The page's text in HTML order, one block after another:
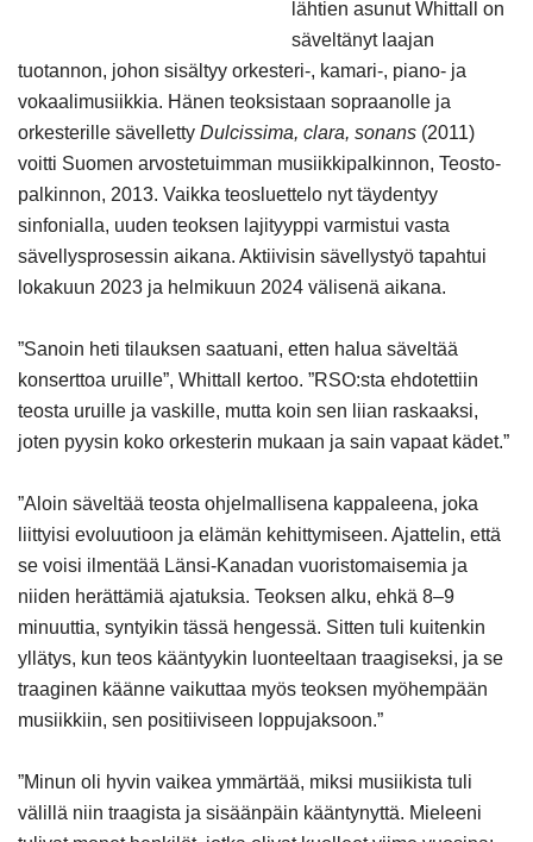
lähtien asunut Whittall on
säveltänyt laajan
tuotannon, johon sisältyy orkesteri-, kamari-, piano- ja
vokaalimusiikkia. Hänen teoksistaan sopraanolle ja
orkesterille sävelletty Dulcissima, clara, sonans (2011)
voitti Suomen arvostetuimman musiikkipalkinnon, Teosto-
palkinnon, 2013. Vaikka teosluettelo nyt täydentyy
sinfonialla, uuden teoksen lajityyppi varmistui vasta
sävellysprosessin aikana. Aktiivisin sävellystyö tapahtui
lokakuun 2023 ja helmikuun 2024 välisenä aikana.
”Sanoin heti tilauksen saatuani, etten halua säveltää
konserttoa uruille”, Whittall kertoo. ”RSO:sta ehdotettiin
teosta uruille ja vaskille, mutta koin sen liian raskaaksi,
joten pyysin koko orkesterin mukaan ja sain vapaat kädet.”
”Aloin säveltää teosta ohjelmallisena kappaleena, joka
liittyisi evoluutioon ja elämän kehittymiseen. Ajattelin, että
se voisi ilmentää Länsi-Kanadan vuoristomaisemia ja
niiden herättämiä ajatuksia. Teoksen alku, ehkä 8–9
minuuttia, syntyikin tässä hengessä. Sitten tuli kuitenkin
yllätys, kun teos kääntyykin luonteeltaan traagiseksi, ja se
traaginen käänne vaikuttaa myös teoksen myöhempään
musiikkiin, sen positiiviseen loppujaksoon.”
”Minun oli hyvin vaikea ymmärtää, miksi musiikista tuli
välillä niin traagista ja sisäänpäin kääntynyttä. Mieleeni